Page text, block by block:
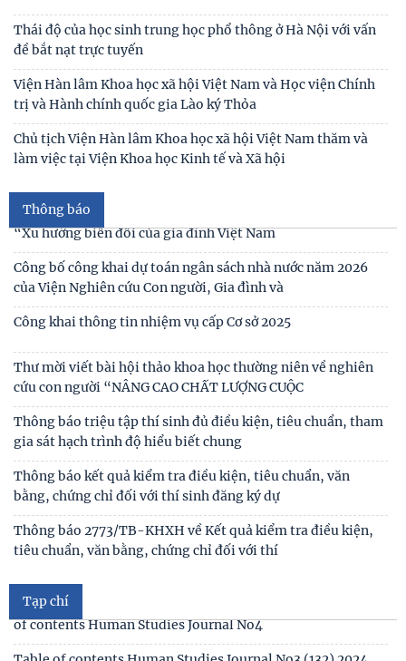
"Kết nối truyền thống - Vững bước tương lai"
Người cao tuổi trong ba luận điểm lớn của Đảng
Thái độ của học sinh trung học phổ thông ở Hà Nội với vấn
đề bắt nạt trực tuyến
Viện Hàn lâm Khoa học xã hội Việt Nam và Học viện Chính
Chủ tịch Viện Hàn lâm Khoa học xã hội Việt Nam thăm và
làm việc tại Viện Khoa học Kinh tế và Xã hội
Thông báo
Thư cảm ơn
giáo dục trẻ em trong kỷ nguyên số”
Thư mời viết bài Hội thảo khoa học quốc tế “Gia đình Châu
Á trong bối cảnh hội nhập quốc tế và
Thư mời viết báo cáo tham luận Hội thảo khoa học quốc gia
“Xu hướng biến đổi của gia đình Việt Nam
của Viện Nghiên cứu Con người, Gia đình và
Công khai thông tin nhiệm vụ cấp Cơ sở 2025
Thư mời viết bài hội thảo khoa học thường niên về nghiên
cứu con người “NÂNG CAO CHẤT LƯỢNG CUỘC
Thông báo triệu tập thí sinh đủ điều kiện, tiêu chuẩn, tham
gia sát hạch trình độ hiểu biết chung
Thông báo kết quả kiểm tra điều kiện, tiêu chuẩn, văn
Thông báo 2773/TB-KHXH về Kết quả kiểm tra điều kiện,
tiêu chuẩn, văn bằng, chứng chỉ đối với thí
of contents Human Studies Journal No6
Mục lục tạp chí Nghiên cứu Con người số 5 (134) 2024 /Table
of contents Human Studies Journal No5